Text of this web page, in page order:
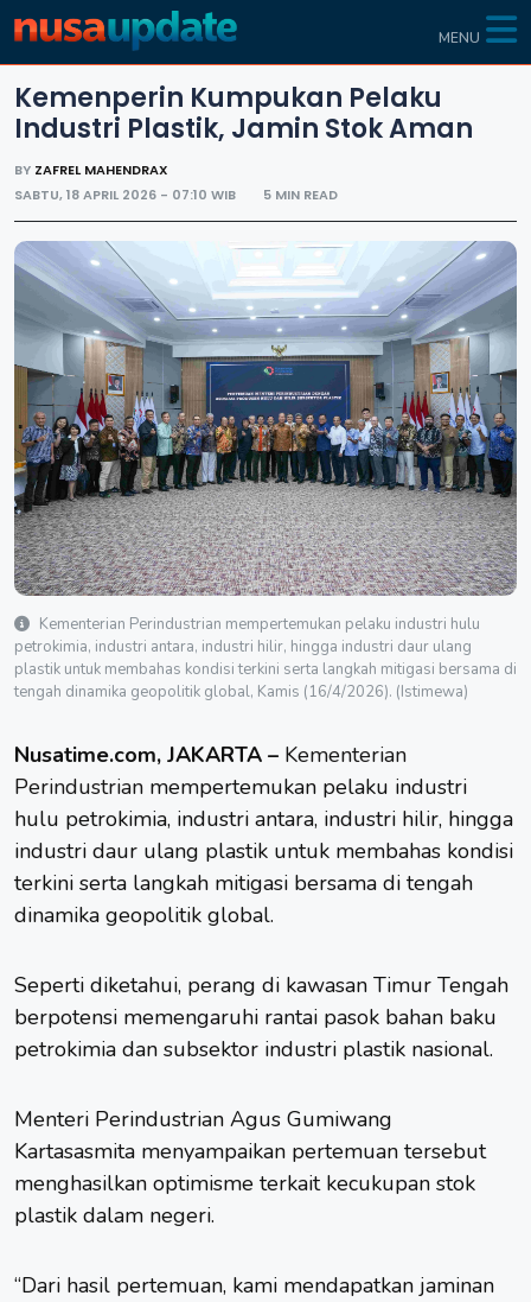
MENU
Kemenperin Kumpukan Pelaku
Industri Plastik, Jamin Stok Aman
BY ZAFREL MAHENDRAX
SABTU, 18 APRIL 2026 - 07:10 WIB
5 MIN READ
Kementerian Perindustrian mempertemukan pelaku industri hulu
petrokimia, industri antara, industri hilir, hingga industri daur ulang
plastik untuk membahas kondisi terkini serta langkah mitigasi bersama di
tengah dinamika geopolitik global, Kamis (16/4/2026). (Istimewa)
Nusatime.com, JAKARTA – Kementerian
Perindustrian mempertemukan pelaku industri
hulu petrokimia, industri antara, industri hilir, hingga
industri daur ulang plastik untuk membahas kondisi
terkini serta langkah mitigasi bersama di tengah
dinamika geopolitik global.
Seperti diketahui, perang di kawasan Timur Tengah
berpotensi memengaruhi rantai pasok bahan baku
petrokimia dan subsektor industri plastik nasional.
Menteri Perindustrian Agus Gumiwang
Kartasasmita menyampaikan pertemuan tersebut
menghasilkan optimisme terkait kecukupan stok
plastik dalam negeri.
“Dari hasil pertemuan, kami mendapatkan jaminan